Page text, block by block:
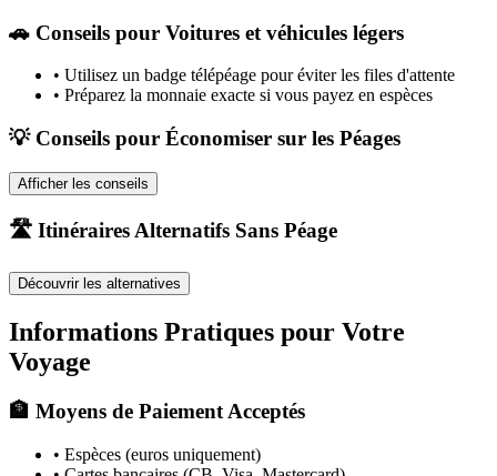
🚗 Conseils pour Voitures et véhicules légers
• Utilisez un badge télépéage pour éviter les files d'attente
• Préparez la monnaie exacte si vous payez en espèces
💡 Conseils pour Économiser sur les Péages
Afficher les conseils
🛣️ Itinéraires Alternatifs Sans Péage
Découvrir les alternatives
Informations Pratiques pour Votre
Voyage
🏦 Moyens de Paiement Acceptés
• Espèces (euros uniquement)